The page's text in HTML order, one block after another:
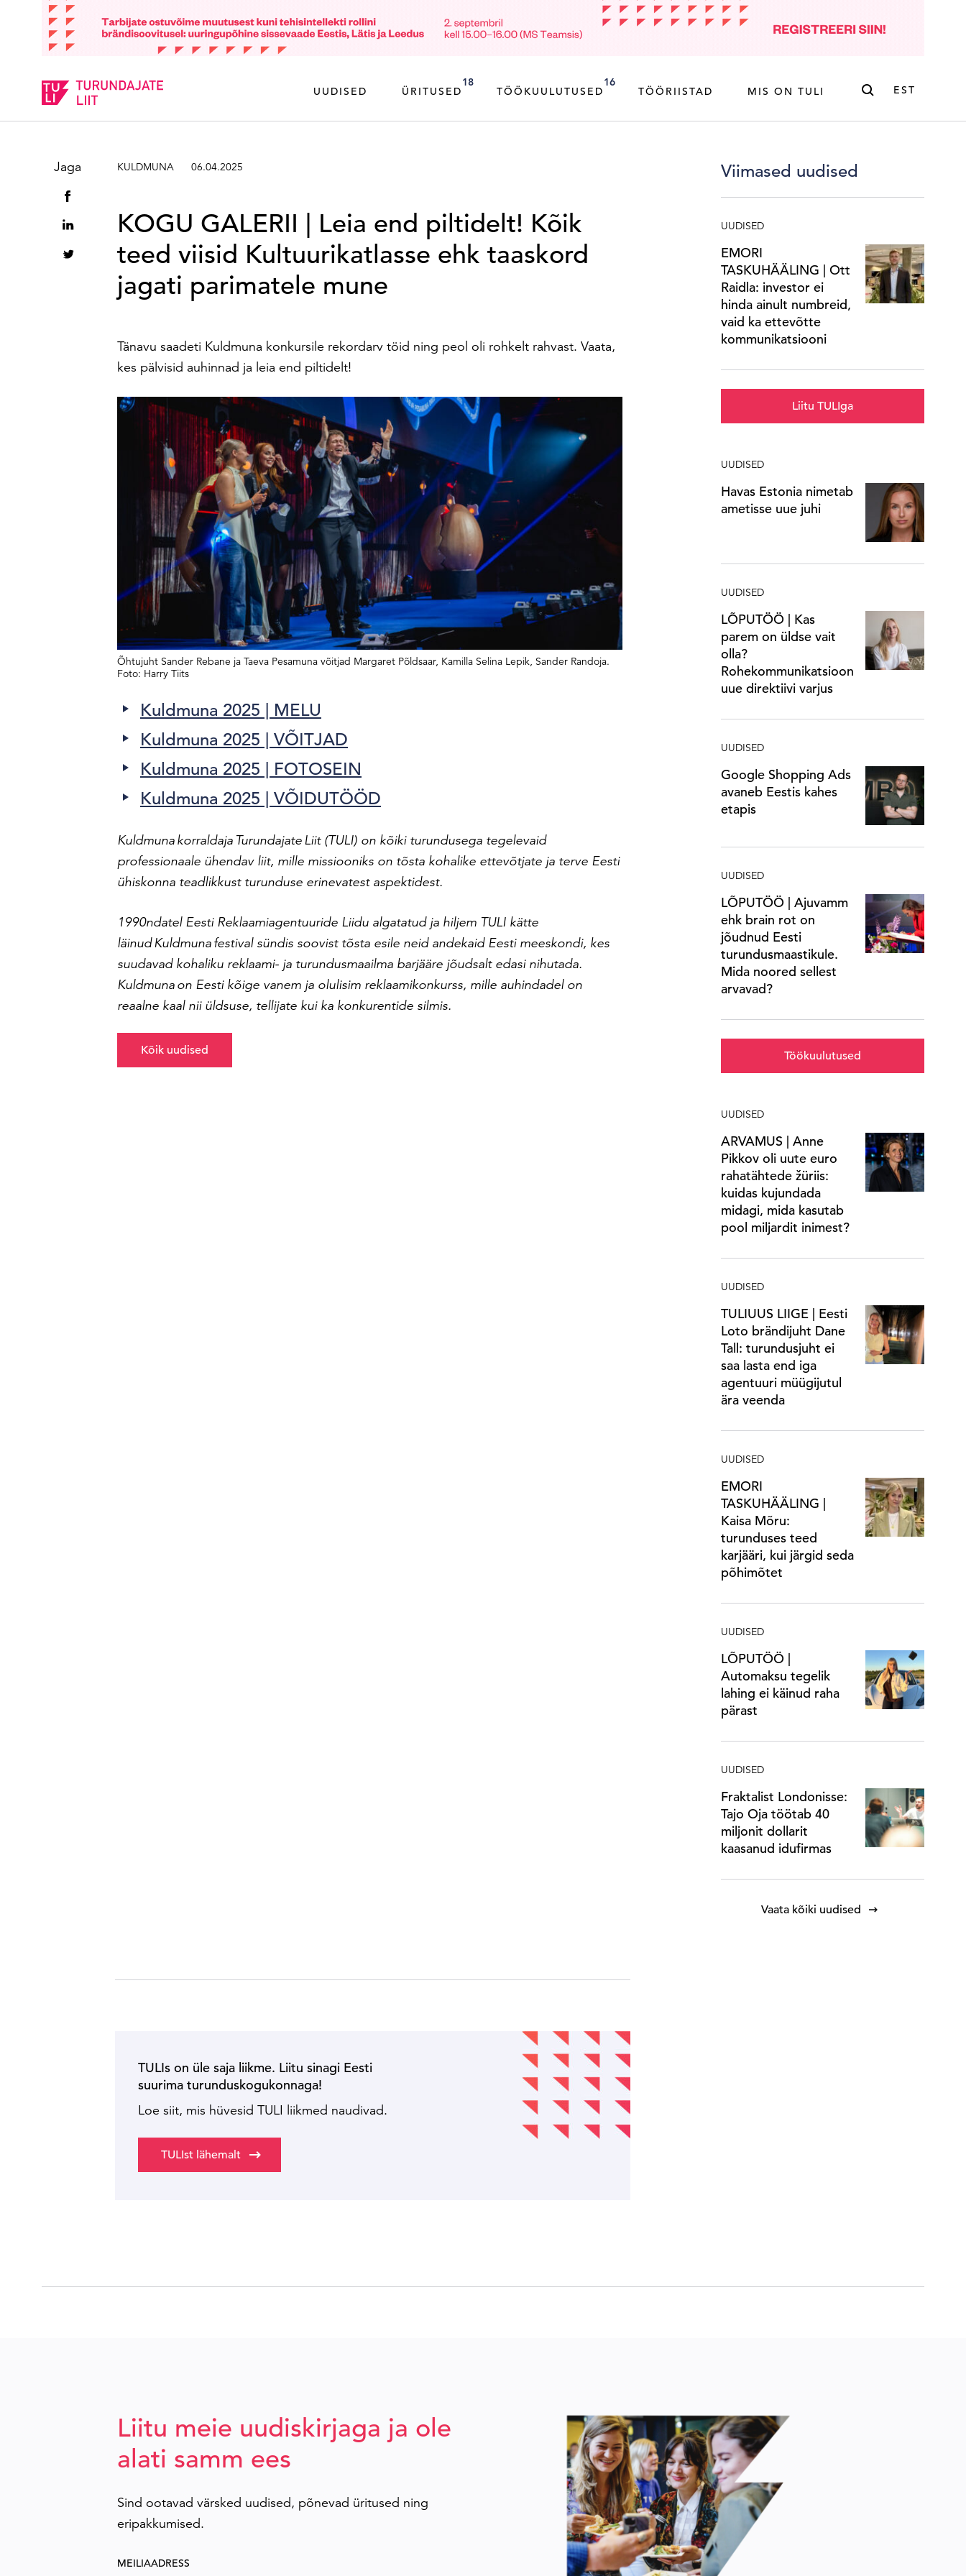
UUDISED ÜRITUSED
18
TÖÖKUULUTUSED
16
TÖÖRIISTAD MIS ON TULI EST
Sisesta märksõna Otsi
KULDMUNA 06.04.2025
KOGU GALERII | Leia end piltidelt! Kõik
teed viisid Kultuurikatlasse ehk taaskord
jagati parimatele mune
Tänavu saadeti Kuldmuna konkursile rekordarv töid ning peol oli rohkelt rahvast. Vaata,
kes pälvisid auhinnad ja leia end piltidelt!
Õhtujuht Sander Rebane ja Taeva Pesamuna võitjad Margaret Põldsaar, Kamilla Selina Lepik, Sander Randoja.
Foto: Harry Tiits
Kuldmuna 2025 | MELU
Kuldmuna 2025 | VÕITJAD
Kuldmuna 2025 | FOTOSEIN
Kuldmuna 2025 | VÕIDUTÖÖD
Kuldmuna korraldaja Turundajate Liit (TULI) on kõiki turundusega tegelevaid
professionaale ühendav liit, mille missiooniks on tõsta kohalike ettevõtjate ja terve Eesti
ühiskonna teadlikkust turunduse erinevatest aspektidest.
1990ndatel Eesti Reklaamiagentuuride Liidu algatatud ja hiljem TULI kätte
läinud Kuldmuna festival sündis soovist tõsta esile neid andekaid Eesti meeskondi, kes
suudavad kohaliku reklaami- ja turundusmaailma barjääre jõudsalt edasi nihutada.
Kuldmuna on Eesti kõige vanem ja olulisim reklaamikonkurss, mille auhindadel on
reaalne kaal nii üldsuse, tellijate kui ka konkurentide silmis.
Kõik uudised
Jaga Viimased uudised
UUDISED
EMORI
TASKUHÄÄLING | Ott
Raidla: investor ei
hinda ainult numbreid,
vaid ka ettevõtte
kommunikatsiooni
Liitu TULIga
UUDISED
Havas Estonia nimetab
ametisse uue juhi
UUDISED
LÕPUTÖÖ | Kas
parem on üldse vait
olla?
Rohekommunikatsioon
uue direktiivi varjus
UUDISED
Google Shopping Ads
avaneb Eestis kahes
etapis
UUDISED
LÕPUTÖÖ | Ajuvamm
ehk brain rot on
jõudnud Eesti
turundusmaastikule.
Mida noored sellest
arvavad?
Töökuulutused
UUDISED
ARVAMUS | Anne
Pikkov oli uute euro
rahatähtede žüriis:
kuidas kujundada
midagi, mida kasutab
pool miljardit inimest?
UUDISED
TULIUUS LIIGE | Eesti
Loto brändijuht Dane
Tall: turundusjuht ei
saa lasta end iga
agentuuri müügijutul
ära veenda
UUDISED
EMORI
TASKUHÄÄLING |
Kaisa Mõru:
turunduses teed
karjääri, kui järgid seda
põhimõtet
UUDISED
LÕPUTÖÖ |
Automaksu tegelik
lahing ei käinud raha
pärast
UUDISED
Fraktalist Londonisse:
Tajo Oja töötab 40
miljonit dollarit
kaasanud idufirmas
Vaata kõiki uudised
TULIs on üle saja liikme. Liitu sinagi Eesti
suurima turunduskogukonnaga!
Loe siit, mis hüvesid TULI liikmed naudivad.
TULIst lähemalt
Liitu meie uudiskirjaga ja ole
alati samm ees
Sind ootavad värsked uudised, põnevad üritused ning
eripakkumised.
MEILIAADRESS